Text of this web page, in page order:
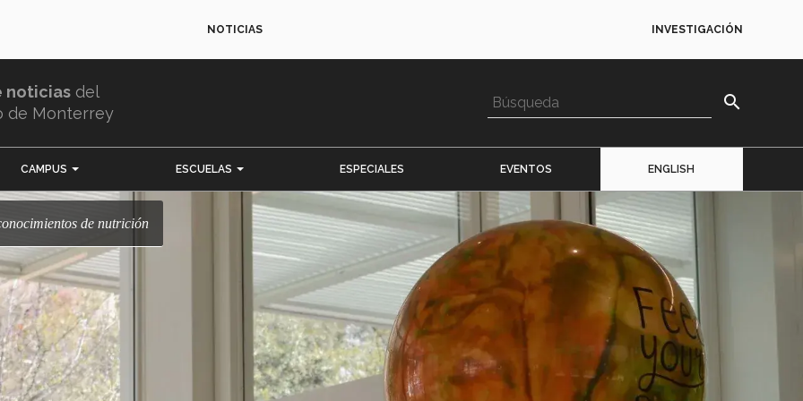
NOTICIAS INVESTIGACIÓN
noticias del
de Monterrey
search
CAMPUS ESCUELAS ESPECIALES EVENTOS ENGLISH
de nutrición